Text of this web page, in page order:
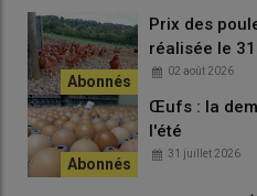
Prix des
réalisée le
02 août 2026
Œufs : la
l'été
31 juillet 2026